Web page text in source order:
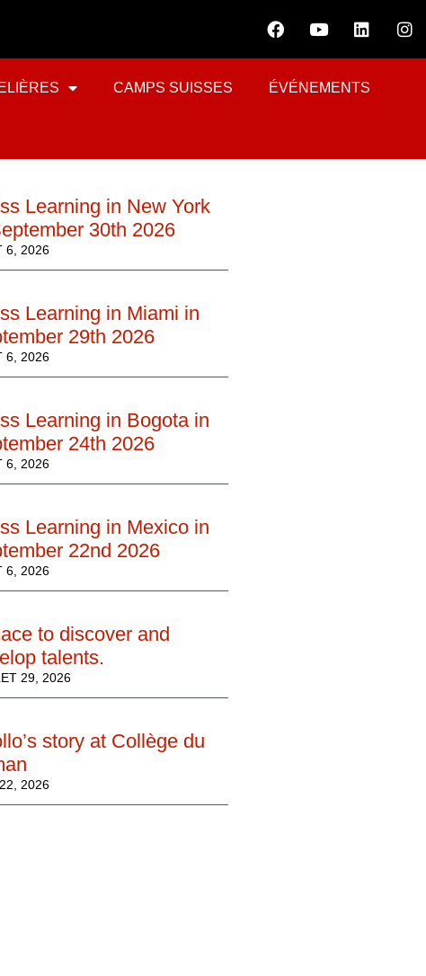
CAMPS SUISSES ÉVÉNEMENTS
Learning in New York
30th 2026
6, 2026
Learning in Miami in
29th 2026
6, 2026
Learning in Bogota in
24th 2026
6, 2026
Learning in Mexico in
22nd 2026
6, 2026
to discover and
talents.
29, 2026
story at Collège du
2026